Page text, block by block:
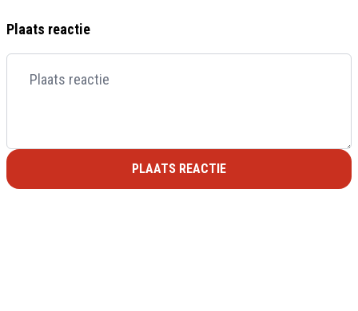
Plaats reactie
PLAATS REACTIE